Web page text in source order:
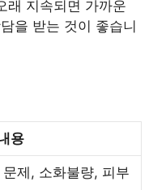
래 지속되면 가까운
을 받는 것이 좋습니
용
제, 소화불량, 피부